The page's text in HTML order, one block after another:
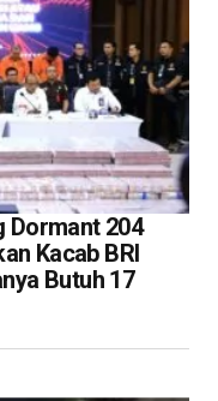
Dormant 204
Kacab BRI
Butuh 17